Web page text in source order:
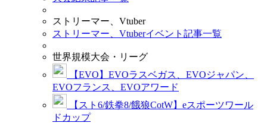
ストリーマー、Vtuber
ストリーマー、Vtuberイベント記事一覧
世界規模大会・リーグ
【EVO】EVOラスベガス、EVOジャパン、
EVOフランス、EVOアワード
【スト6/鉄拳8/餓狼CotW】eスポーツワール
ドカップ